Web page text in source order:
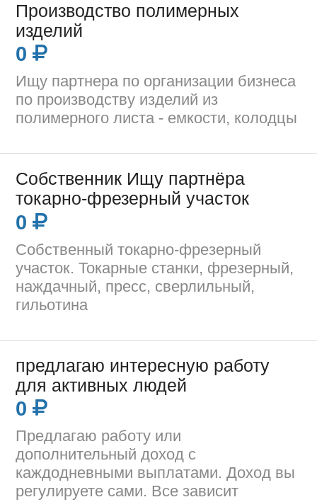
Производство полимерных
изделий
0
Ищу партнера по организации бизнеса
по производству изделий из
полимерного листа - емкости, колодцы
Собственник Ищу партнёра
токарно-фрезерный участок
0
Собственный токарно-фрезерный
участок. Токарные станки, фрезерный,
наждачный, пресс, сверлильный,
гильотина
предлагаю интересную работу
для активных людей
0
Предлагаю работу или
дополнительный доход с
каждодневными выплатами. Доход вы
регулируете сами. Все зависит